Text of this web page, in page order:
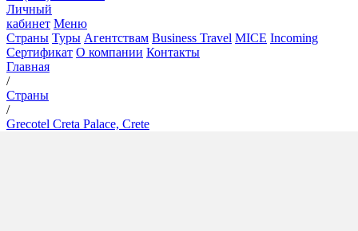
Личный
кабинет Меню
Страны Туры Агентствам Business Travel MICE Incoming
Сертификат О компании Контакты
Главная
/
Страны
/
Grecotel Creta Palace, Crete